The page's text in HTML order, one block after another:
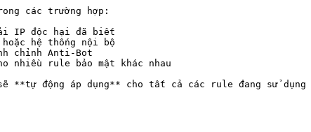
các trường hợp:
IP độc hại đã biết
hệ thống nội bộ
chỉnh Anti-Bot
nhiều rule bảo mật khác nhau
**tự động áp dụng** cho tất cả các rule đang sử dụng